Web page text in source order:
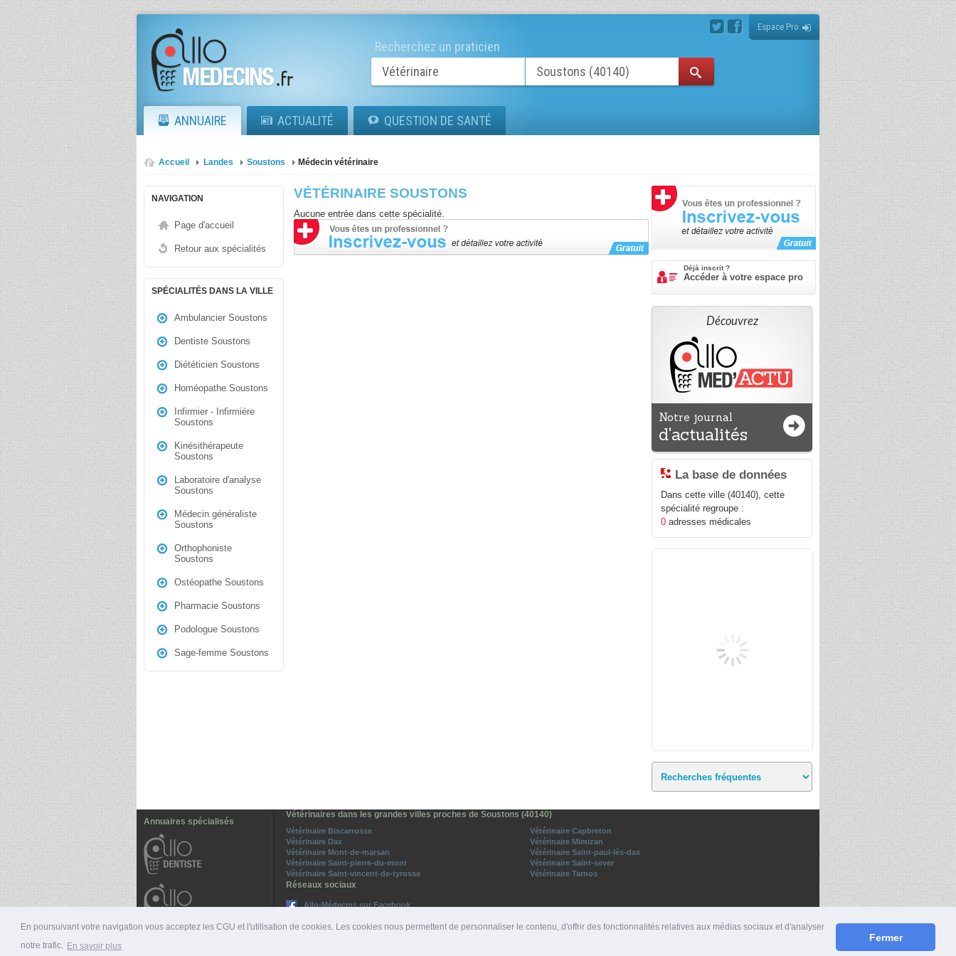
En poursuivant votre navigation vous acceptez les CGU et l'utilisation de cookies. Les cookies nous permettent de personnaliser le contenu, d'offrir des fonctionnalités relatives aux médias sociaux et d'analyser
notre trafic. En savoir plus
Fermer
Espace Pro
Recherchez un praticien
ANNUAIRE ACTUALITÉ QUESTION DE SANTÉ
Accueil Landes Soustons Médecin vétérinaire
NAVIGATION
Page d'accueil
Retour aux spécialités
SPÉCIALITÉS DANS LA VILLE
Ambulancier Soustons
Dentiste Soustons
Diététicien Soustons
Homéopathe Soustons
Infirmier - Infirmière
Soustons
Kinésithérapeute
Soustons
Laboratoire d'analyse
Soustons
Médecin généraliste
Soustons
Orthophoniste
Soustons
Ostéopathe Soustons
Pharmacie Soustons
Podologue Soustons
Sage-femme Soustons
VÉTÉRINAIRE SOUSTONS
Aucune entrée dans cette spécialité.
Déjà inscrit ?
Accéder à votre espace pro
Découvrez
Notre journal
d'actualités
La base de données
Dans cette ville (40140), cette
spécialité regroupe :
0 adresses médicales
Annuaires spécialisés
Vétérinaires dans les grandes villes proches de Soustons (40140)
Vétérinaire Biscarrosse
Vétérinaire Capbreton
Vétérinaire Dax
Vétérinaire Mimizan
Vétérinaire Mont-de-marsan
Vétérinaire Saint-paul-lès-dax
Vétérinaire Saint-pierre-du-mont
Vétérinaire Saint-sever
Vétérinaire Saint-vincent-de-tyrosse
Vétérinaire Tarnos
Réseaux sociaux
Allo-Médecins sur Facebook